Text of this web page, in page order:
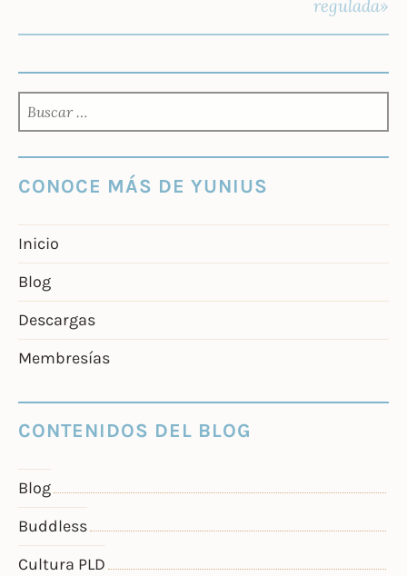
regulada»
CONOCE MÁS DE YUNIUS
Inicio
Blog
Descargas
Membresías
CONTENIDOS DEL BLOG
Blog
Buddless
Cultura PLD